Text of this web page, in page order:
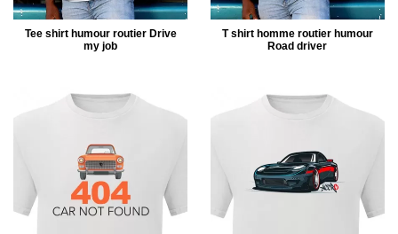
Tee shirt humour routier Drive
my job
T shirt homme routier humour
Road driver